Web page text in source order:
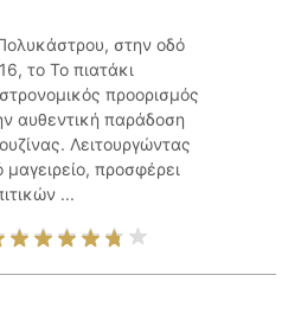
στην οδό
το Το πιατάκι
προορισμός
αυθεντική παράδοση
Λειτουργώντας
προσφέρει
...